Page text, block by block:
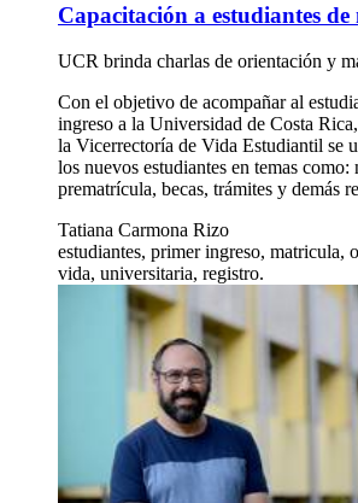
Capacitación a estudiantes de
UCR brinda charlas de orientación y
Con el objetivo de acompañar al
ingreso a la Universidad de Costa
la Vicerrectoría de Vida Estudiantil se
los nuevos estudiantes en temas como:
prematrícula, becas, trámites y demás
Tatiana Carmona Rizo
estudiantes, primer ingreso, matricula,
vida, universitaria, registro.